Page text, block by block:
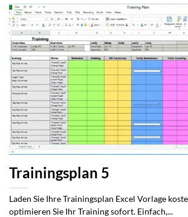
Trainingsplan 5
Laden Sie Ihre Trainingsplan Excel Vorlage
optimieren Sie Ihr Training sofort. Einfach,...